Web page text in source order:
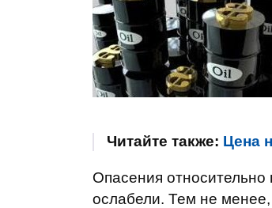
Читайте также: Цена
Опасения
ослабели. Тем не